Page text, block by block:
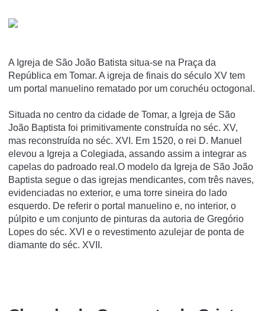
A Igreja de São João Batista situa-se na Praça da
República em Tomar. A igreja de finais do século XV tem
um portal manuelino rematado por um coruchéu octogonal.
Situada no centro da cidade de Tomar, a Igreja de São
João Baptista foi primitivamente construída no séc. XV,
mas reconstruída no séc. XVI. Em 1520, o rei D. Manuel
elevou a Igreja a Colegiada, assando assim a integrar as
capelas do padroado real.O modelo da Igreja de São João
Baptista segue o das igrejas mendicantes, com três naves,
evidenciadas no exterior, e uma torre sineira do lado
esquerdo. De referir o portal manuelino e, no interior, o
púlpito e um conjunto de pinturas da autoria de Gregório
Lopes do séc. XVI e o revestimento azulejar de ponta de
diamante do séc. XVII.